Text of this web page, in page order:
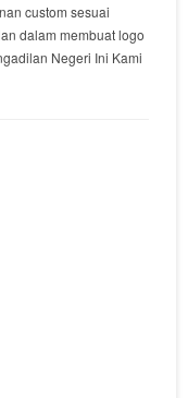
custom sesuai
dalam membuat logo
Negeri Ini Kami